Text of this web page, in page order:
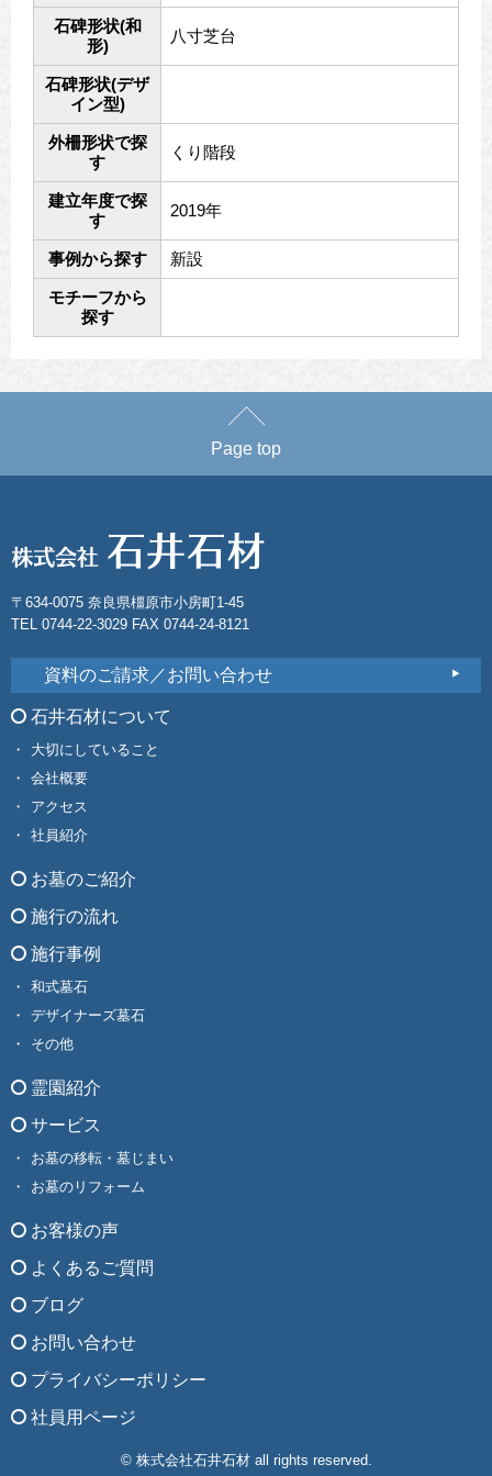
石碑形状(和
形)
八寸芝台
石碑形状(デザ
イン型)
外柵形状で探
す
くり階段
建立年度で探
す
2019年
事例から探す 新設
モチーフから
探す
Page top
〒634-0075 奈良県橿原市小房町1-45
TEL 0744-22-3029 FAX 0744-24-8121
資料のご請求／お問い合わせ
石井石材について
大切にしていること
会社概要
アクセス
社員紹介
お墓のご紹介
施行の流れ
施行事例
和式墓石
デザイナーズ墓石
その他
霊園紹介
サービス
お墓の移転・墓じまい
お墓のリフォーム
お客様の声
よくあるご質問
ブログ
お問い合わせ
プライバシーポリシー
社員用ページ
© 株式会社石井石材 all rights reserved.